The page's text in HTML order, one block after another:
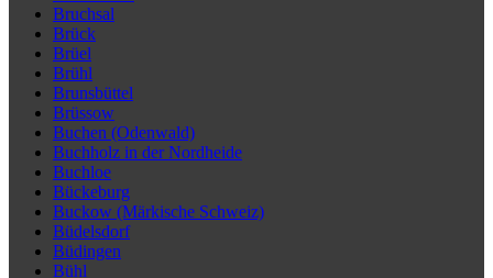
Bruchsal
Brück
Brüel
Brühl
Brunsbüttel
Brüssow
Buchen (Odenwald)
Buchholz in der Nordheide
Buchloe
Bückeburg
Buckow (Märkische Schweiz)
Büdelsdorf
Büdingen
Bühl